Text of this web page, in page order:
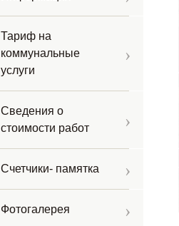
Тариф на
коммунальные
услуги
Сведения о
стоимости работ
Счетчики- памятка
Фотогалерея